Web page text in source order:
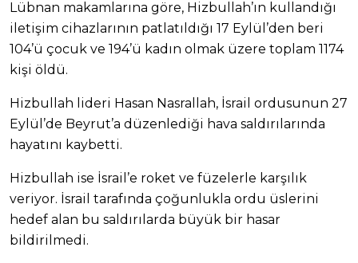
Lübnan makamlarına göre, Hizbullah’ın kullandığı
iletişim cihazlarının patlatıldığı 17 Eylül’den beri
104’ü çocuk ve 194’ü kadın olmak üzere toplam 1174
kişi öldü.
Hizbullah lideri Hasan Nasrallah, İsrail ordusunun 27
Eylül’de Beyrut’a düzenlediği hava saldırılarında
hayatını kaybetti.
Hizbullah ise İsrail’e roket ve füzelerle karşılık
veriyor. İsrail tarafında çoğunlukla ordu üslerini
hedef alan bu saldırılarda büyük bir hasar
bildirilmedi.